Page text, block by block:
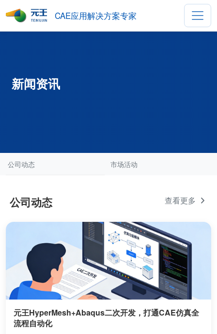
CAE应用解决方案专家
新闻资讯
公司动态 市场活动
公司动态 查看更多
元王HyperMesh+Abaqus二次开发，打通CAE仿真全
流程自动化